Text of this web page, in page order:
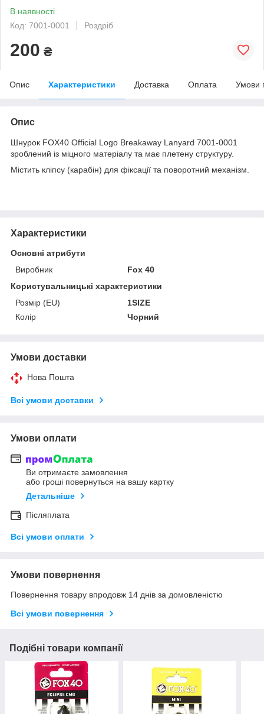
В наявності
Код: 7001-0001
Роздріб
200 ₴
Опис Характеристики Доставка Оплата Умови
Опис
Шнурок FOX40 Official Logo Breakaway Lanyard 7001-0001
зроблений із міцного матеріалу та має плетену структуру.
Містить кліпсу (карабін) для фіксації та поворотний механізм.
Характеристики
Основні атрибути
Виробник
Fox 40
Користувальницькі характеристики
Розмір (EU)
1SIZE
Колір
Чорний
Умови доставки
Нова Пошта
Всі умови доставки
Умови оплати
Ви отримаєте замовлення
або гроші повернуться на вашу картку
Детальніше
Післяплата
Всі умови оплати
Умови повернення
Повернення товару впродовж 14 днів за домовленістю
Всі умови повернення
Подібні товари компанії